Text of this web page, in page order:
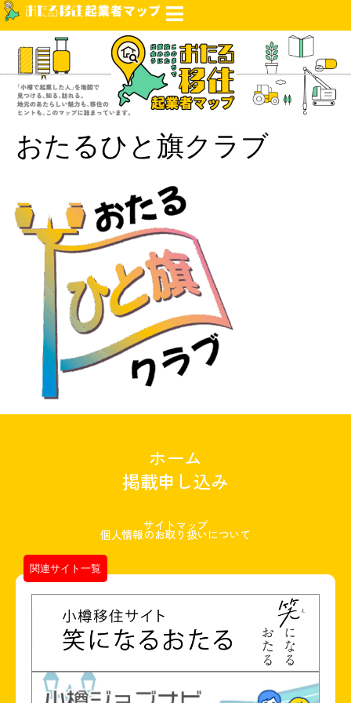
おたるひと旗クラブ
ホーム
掲載申し込み
サイトマップ
個人情報のお取り扱いについて
関連サイト一覧